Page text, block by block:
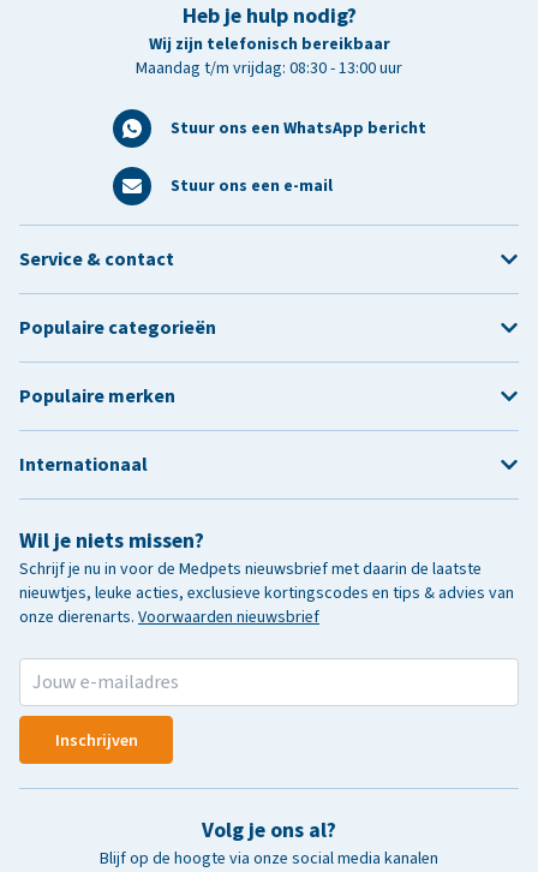
Heb je hulp nodig?
Wij zijn telefonisch bereikbaar
Maandag t/m vrijdag: 08:30 - 13:00 uur
Stuur ons een WhatsApp bericht
Stuur ons een e-mail
Wil je niets missen?
Schrijf je nu in voor de Medpets nieuwsbrief met daarin de laatste
nieuwtjes, leuke acties, exclusieve kortingscodes en tips & advies van
onze dierenarts. Voorwaarden nieuwsbrief
Inschrijven
Volg je ons al?
Blijf op de hoogte via onze social media kanalen
Service & contact
Populaire categorieën
Populaire merken
Internationaal